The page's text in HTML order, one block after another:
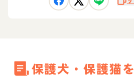
保護犬・保護猫